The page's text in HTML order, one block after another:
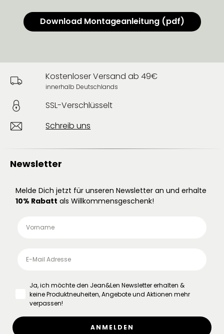
Download Montageanleitung (pdf)
Kostenloser Versand ab 49€
innerhalb Deutschlands
SSL-Verschlüsselt
Schreib uns
Newsletter
Melde Dich jetzt für unseren Newsletter an und erhalte
10% Rabatt als Willkommensgeschenk!
Ja, ich möchte den Jean&Len Newsletter erhalten &
keine Produktneuheiten, Angebote und Aktionen mehr
verpassen!
ANMELDEN